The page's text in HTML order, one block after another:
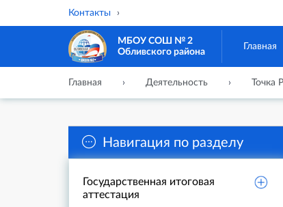
Контакты
МБОУ СОШ № 2
Обливского района
Главная
Главная Деятельность Точка
Навигация по разделу
Государственная итоговая
аттестация